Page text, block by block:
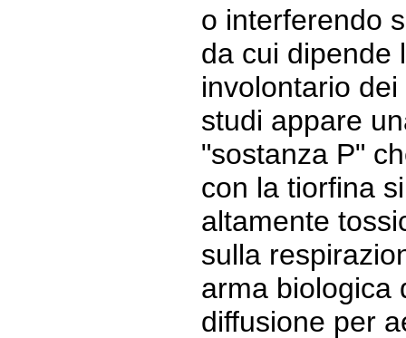
o interferendo
da cui dipende
involontario
studi appare
"sostanza P"
con la tiorfina
altamente
sulla
arma biologica
diffusione per